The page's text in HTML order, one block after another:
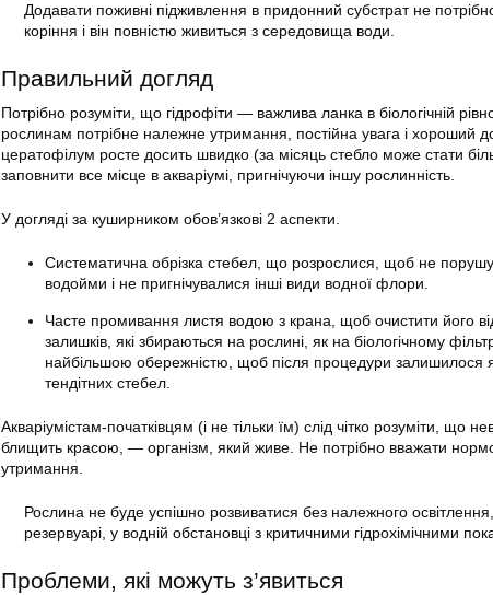
Додавати поживні підживлення в придонний субстрат не
коріння і він повністю живиться з середовища води.
Правильний догляд
Потрібно розуміти, що гідрофіти — важлива ланка в біологічній
рослинам потрібне належне утримання, постійна увага і хороший
цератофілум росте досить швидко (за місяць стебло може стати
заповнити все місце в акваріумі, пригнічуючи іншу рослинність.
У догляді за куширником обов’язкові 2 аспекти.
Систематична обрізка стебел, що розрослися, щоб не
водойми і не пригнічувалися інші види водної флори.
Часте промивання листя водою з крана, щоб очистити його від
залишків, які збираються на рослині, як на біологічному
найбільшою обережністю, щоб після процедури залишилося
тендітних стебел.
Акваріумістам-початківцям (і не тільки їм) слід чітко розуміти,
блищить красою, — організм, який живе. Не потрібно вважати
утримання.
Рослина не буде успішно розвиватися без належного
резервуарі, у водній обстановці з критичними гідрохімічними
Проблеми, які можуть з’явиться